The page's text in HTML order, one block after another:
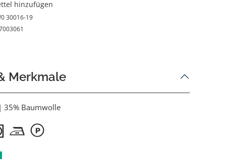
hinzufügen
30016-19
Merkmale
35% Baumwolle